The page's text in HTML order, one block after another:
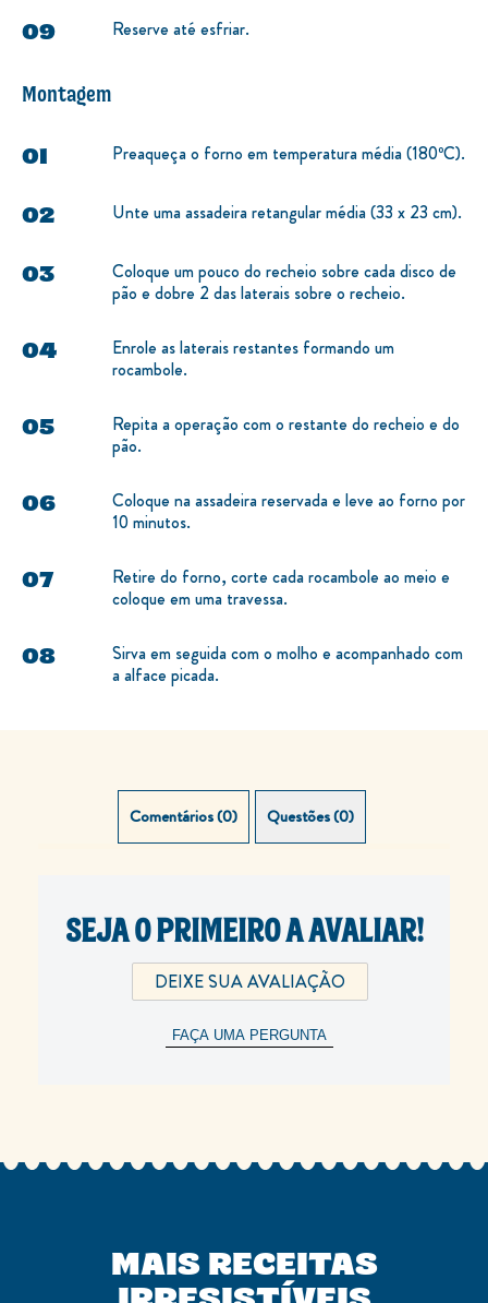
Reserve até esfriar.
Montagem
Preaqueça o forno em temperatura média (180ºC).
Unte uma assadeira retangular média (33 x 23 cm).
Coloque um pouco do recheio sobre cada disco de
pão e dobre 2 das laterais sobre o recheio.
Enrole as laterais restantes formando um
rocambole.
Repita a operação com o restante do recheio e do
pão.
Coloque na assadeira reservada e leve ao forno por
10 minutos.
Retire do forno, corte cada rocambole ao meio e
coloque em uma travessa.
Sirva em seguida com o molho e acompanhado com
a alface picada.
Comentários (0) Questões (0)
SEJA O PRIMEIRO A AVALIAR!
DEIXE SUA AVALIAÇÃO
FAÇA UMA PERGUNTA
MAIS RECEITAS